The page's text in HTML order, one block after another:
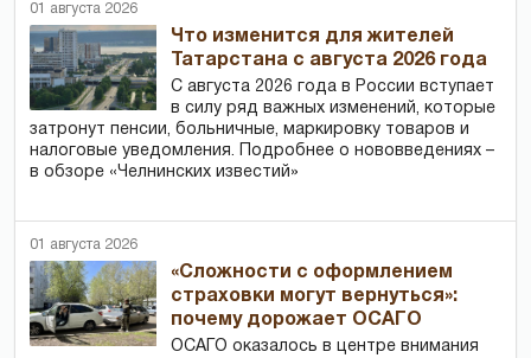
01 августа 2026
Что изменится для жителей
Татарстана с августа 2026 года
С августа 2026 года в России вступает
в силу ряд важных изменений, которые
затронут пенсии, больничные, маркировку товаров и
налоговые уведомления. Подробнее о нововведениях –
в обзоре «Челнинских известий»
01 августа 2026
«Сложности с оформлением
страховки могут вернуться»:
почему дорожает ОСАГО
ОСАГО оказалось в центре внимания